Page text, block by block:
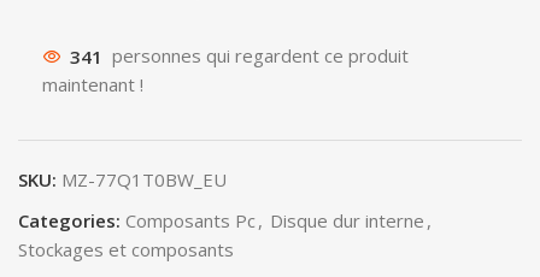
341 personnes qui regardent ce produit
maintenant !
SKU: MZ-77Q1T0BW_EU
Categories: Composants Pc, Disque dur interne ,
Stockages et composants